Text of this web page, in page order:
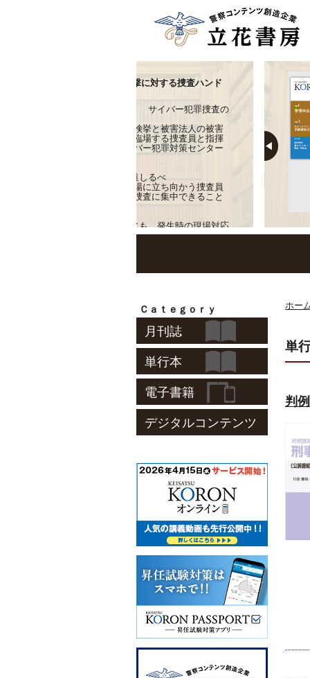
公式ブック ランサムウェア攻撃に対する捜査ハンド
ンサムウェア攻撃に立ち向かう！ サイバー犯罪捜査の
によるランサムウェア攻撃者の検挙と被害法人の被害
に寄与することを目的に、現場臨場する捜査員と指揮
る捜査幹部に向けて、日本サイバー犯罪対策センター
場臨場する捜査員の初動対応の道しるべ
サムウェア攻撃発生時の現場臨場に立ち向かう捜査員
問や不安を抱かずに、目の前の捜査に集中できること
ンサムウェア攻撃発生前の準備にも、発生時の現場対応
サムウェア対策のポッドキャストをはじめました
サムウェアの脅威に最前線で立ち向かう専門家たちと
話を通じて、サイバーセキュリティ対策を考えていく
ポッドキャスト ランサムウェア・ダイアログ」を
年12月8日より配信開始いたしました。
ポッドキャスト - Podcast on Spotify
、Apple Podcasts、YouTubeにてお聴きいただけま
Ｃａｔｅｇｏｒｙ
月刊誌
単行本
電子書籍
デジタルコンテンツ
ホー
単
判